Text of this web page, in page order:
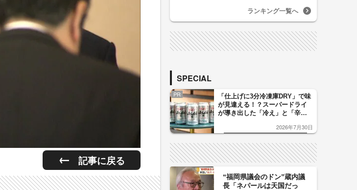
記事に戻る
ランキング一覧へ
SPECIAL
PR
「仕上げに3分冷凍庫DRY」で味
が見違える！？スーパードライ
が導き出した「冷え」と「辛
した「辛口カーブ」が飲み頃の
2026年7月30日
“福岡県議会のドン”蔵内議
長「ネパールは天国だっ